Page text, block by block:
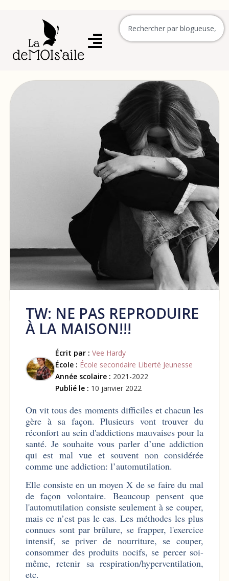
TW: NE PAS REPRODUIRE
À LA MAISON!!!
Écrit par : Vee Hardy
École : École secondaire Liberté Jeunesse
Année scolaire : 2021-2022
Publié le : 10 janvier 2022
On vit tous des moments difficiles et chacun les
gère à sa façon. Plusieurs vont trouver du
réconfort au sein d'addictions mauvaises pour la
santé. Je souhaite vous parler d’une addiction
qui est mal vue et souvent non considérée
comme une addiction: l’automutilation.
Elle consiste en un moyen X de se faire du mal
de façon volontaire. Beaucoup pensent que
l'automutilation consiste seulement à se couper,
mais ce n’est pas le cas. Les méthodes les plus
connues sont par brûlure, se frapper, l'exercice
intensif, se priver de nourriture, se couper,
consommer des produits nocifs, se percer soi-
même, retenir sa respiration/hyperventilation,
etc.